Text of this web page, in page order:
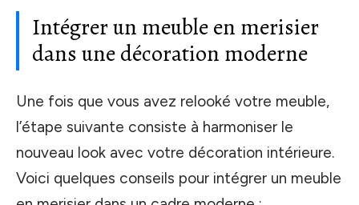
Intégrer un meuble en merisier
dans une décoration moderne
Une fois que vous avez relooké votre meuble,
l’étape suivante consiste à harmoniser le
nouveau look avec votre décoration intérieure.
Voici quelques conseils pour intégrer un meuble